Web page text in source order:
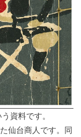
う資料です。
仙台商人です。同